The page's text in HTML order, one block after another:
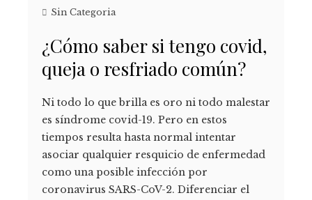
Sin Categoria
¿Cómo saber si tengo covid,
queja o resfriado común?
Ni todo lo que brilla es oro ni todo malestar
es síndrome covid-19. Pero en estos
tiempos resulta hasta normal intentar
asociar qualquier resquicio de enfermedad
como una posible infección por
coronavirus SARS-CoV-2. Diferenciar el